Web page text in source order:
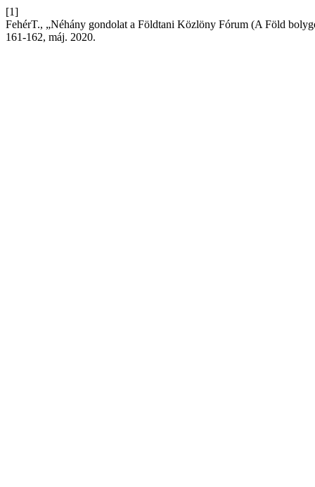
[1]
FehérT., „Néhány gondolat a Földtani Közlöny Fórum (A Föld
161-162, máj. 2020.